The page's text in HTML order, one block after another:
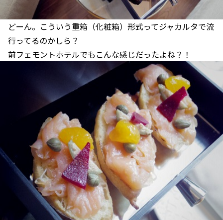
どーん。こういう重箱（化粧箱）形式ってジャカルタで流
行ってるのかしら？
前フェモントホテルでもこんな感じだったよね？！